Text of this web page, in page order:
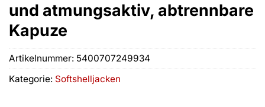
und atmungsaktiv, abtrennbare
Kapuze
Artikelnummer: 5400707249934
Kategorie: Softshelljacken